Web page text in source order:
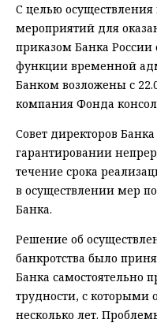
С целью
мероприятий для
приказом Банка России
функции временной
Банком возложены с
компания Фонда
Совет директоров
гарантировании
течение срока
в осуществлении мер
Банка.
Решение об
банкротства было
Банка самостоятельно
трудности, с которыми
несколько лет.